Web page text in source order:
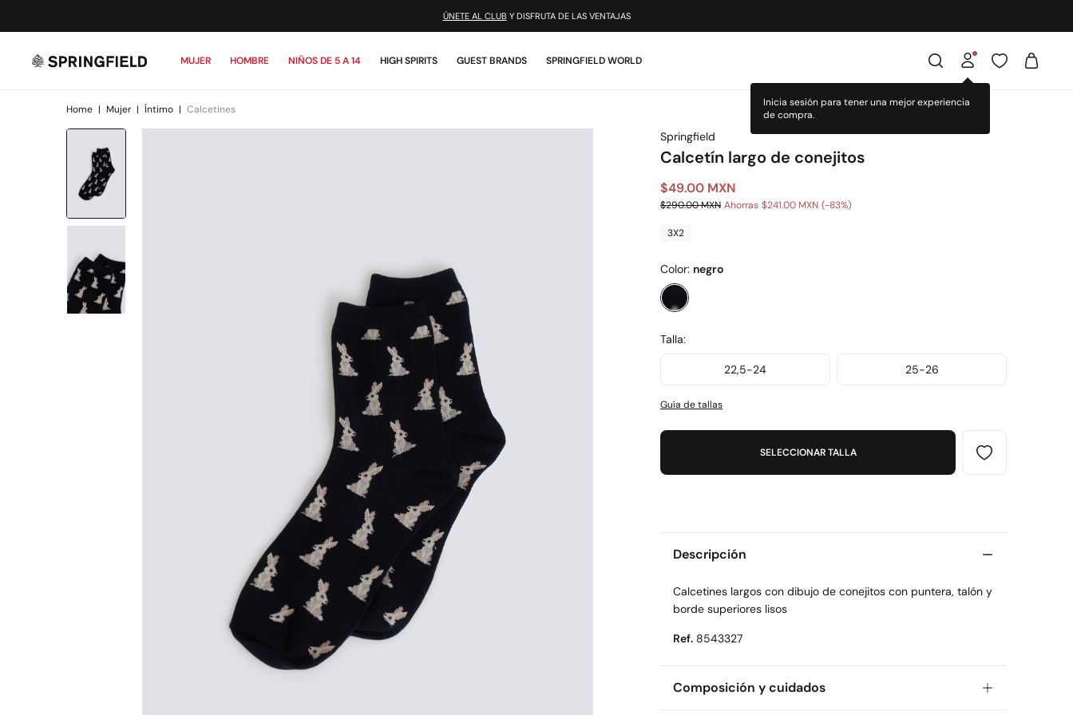
ÚNETE AL CLUB Y DISFRUTA DE LAS VENTAJAS
MUJER HOMBRE NIÑOS DE 5 A 14 HIGH SPIRITS GUEST BRANDS SPRINGFIELD WORLD
Inicia sesión para tener una mejor experiencia
de compra.
Home | Mujer | Íntimo | Calcetines
Springfield
Calcetín largo de conejitos
$49.00 MXN
$290.00 MXN Ahorras $241.00 MXN 83
3X2
Color: negro
Talla:
22,5-24 25-26
Guía de tallas
SELECCIONAR TALLA
Descripción
Calcetines largos con dibujo de conejitos con puntera, talón y
borde superiores lisos
Ref. 8543327
Composición y cuidados